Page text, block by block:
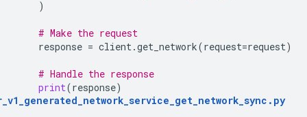
)
# Make the request
response = client.get_network(request=request)
# Handle the response
print(response)
. py